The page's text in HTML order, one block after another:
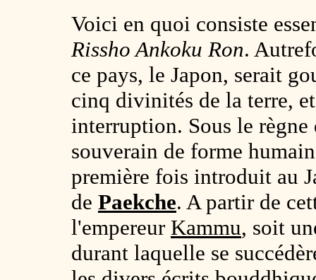
Voici en quoi consiste
Rissho Ankoku Ron.
ce pays, le Japon, serait
cinq divinités de la terre,
interruption. Sous le
souverain de forme
première fois introduit au
de Paekche. A partir de
l'empereur Kammu, soit
durant laquelle se